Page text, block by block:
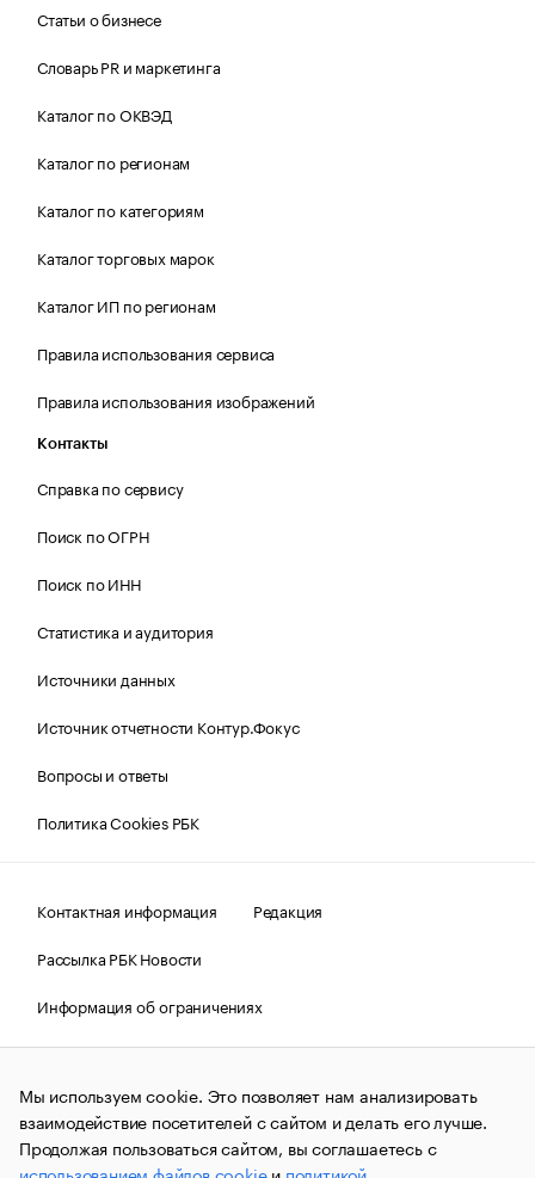
Статьи о бизнесе
Словарь PR и маркетинга
Каталог по ОКВЭД
Каталог по регионам
Каталог по категориям
Каталог торговых марок
Каталог ИП по регионам
Правила использования сервиса
Правила использования изображений
Контакты
Справка по сервису
Поиск по ОГРН
Поиск по ИНН
Статистика и аудитория
Источники данных
Источник отчетности Контур.Фокус
Вопросы и ответы
Политика Cookies РБК
Контактная информация
Редакция
Рассылка РБК Новости
Информация об ограничениях
Правовая информация
О соблюдении авторских прав
© АО «РОСБИЗНЕСКОНСАЛТИНГ»,1995–2026.Сообщения
и материалы информационного агентства «РБК»
(зарегистрировано Федеральной службой по надзору в сфере
связи, информационных технологий и массовых
Мы используем cookie. Это позволяет нам анализировать
взаимодействие посетителей с сайтом и делать его лучше.
Продолжая пользоваться сайтом, вы соглашаетесь с